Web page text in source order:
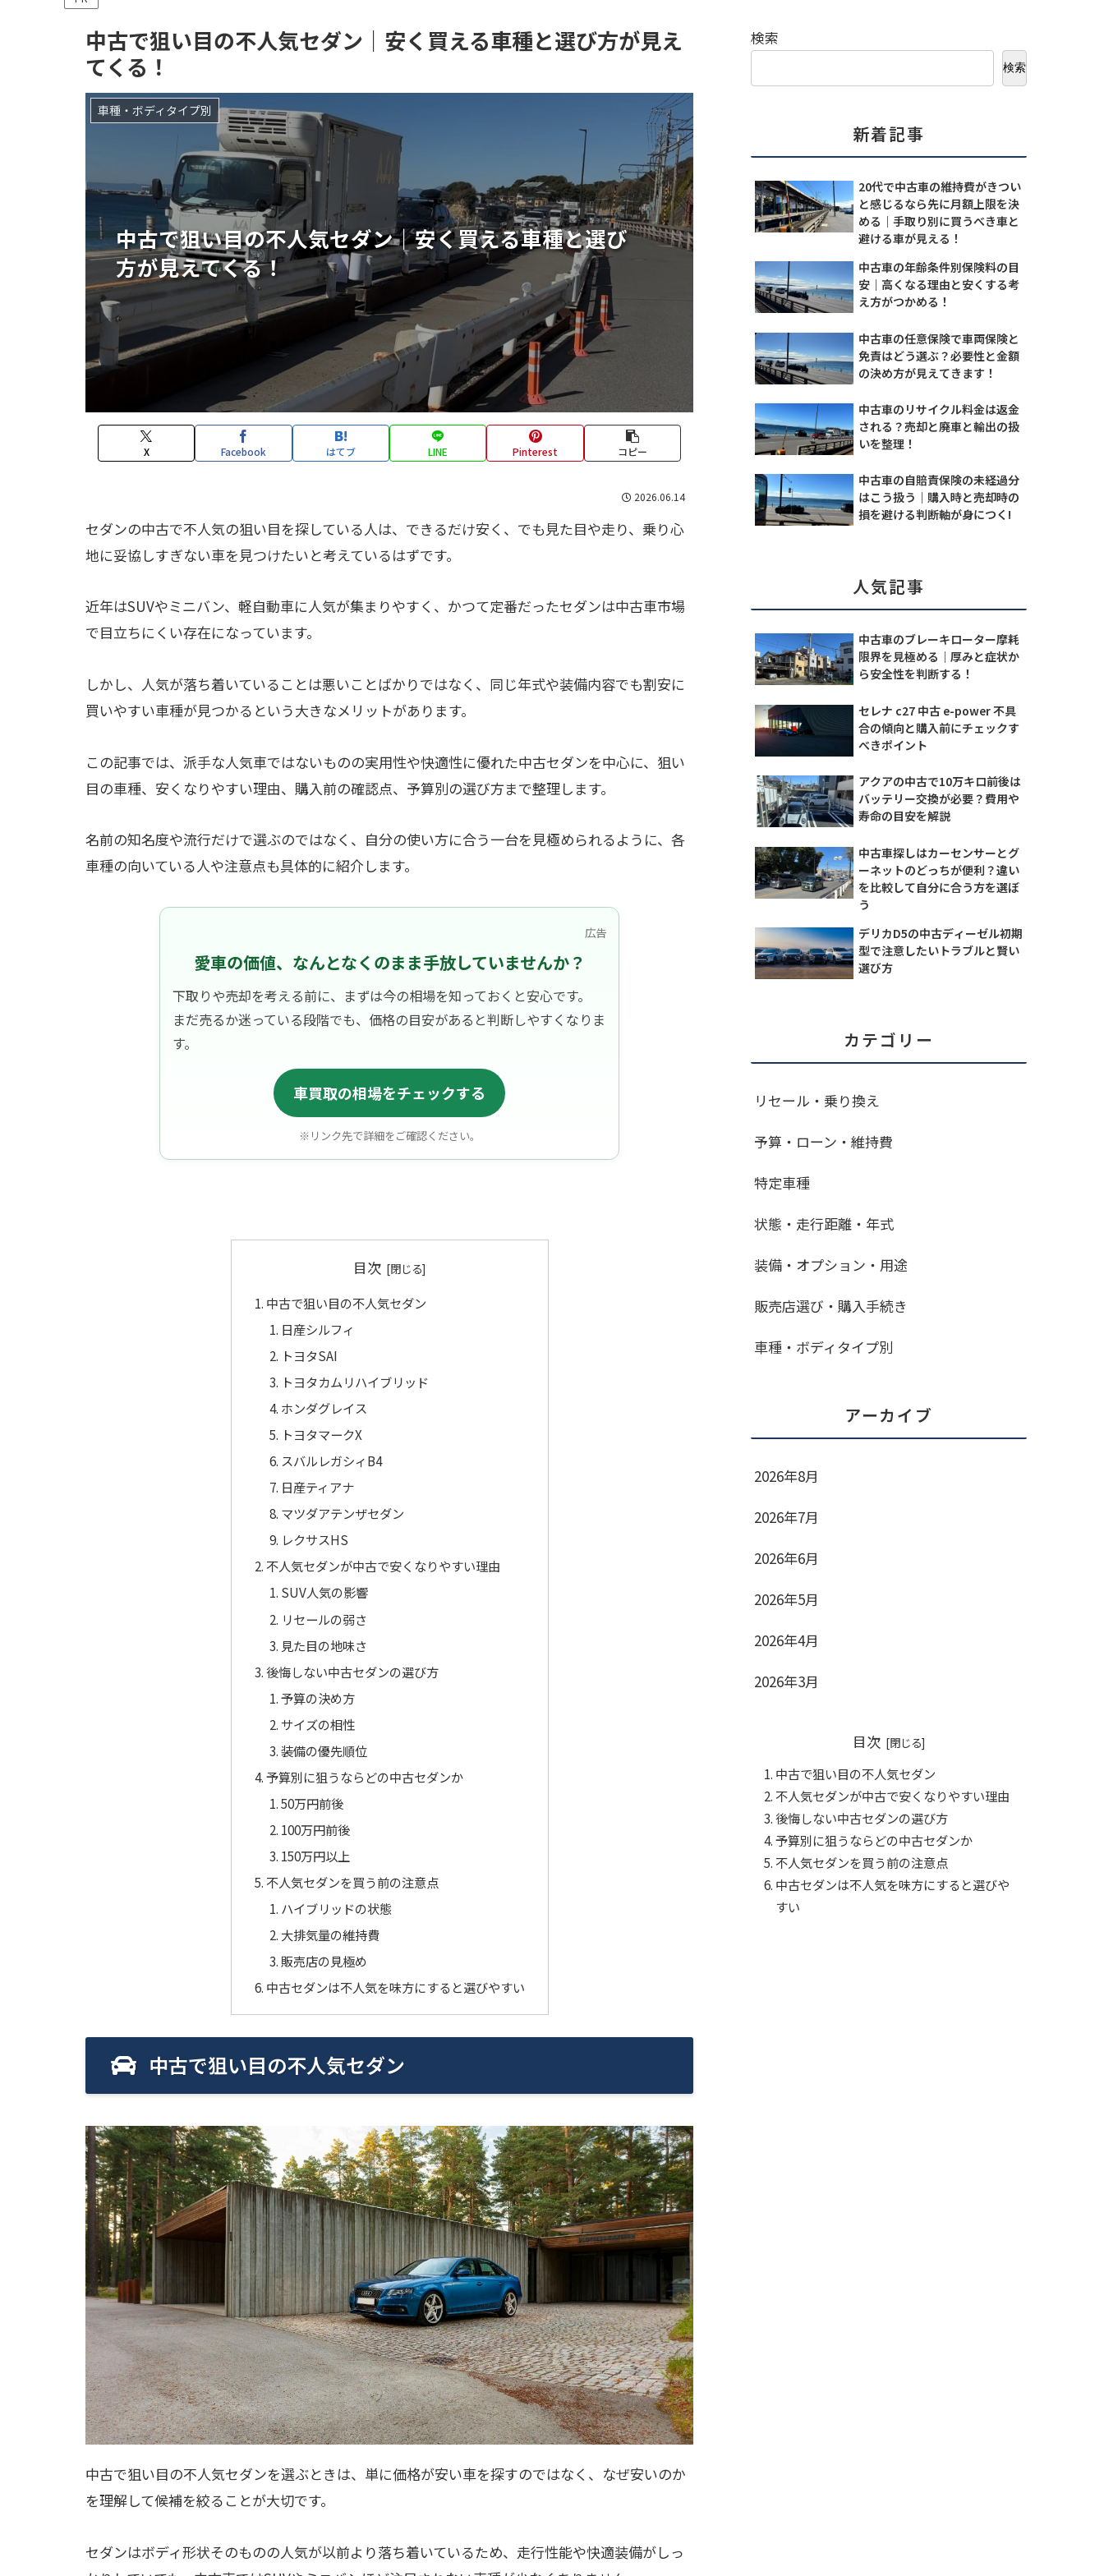
中古で狙い目の不人気セダン｜安く買える車種と選び方が見え
てくる！
中古で狙い目の不人気セダン｜安く買える車種と選び
方が見えてくる！
車種・ボディタイプ別
X Facebook はてブ LINE Pinterest コピー
2026.06.14
セダンの中古で不人気の狙い目を探している人は、できるだけ安く、でも見た目や走り、乗り心
地に妥協しすぎない車を見つけたいと考えているはずです。
近年はSUVやミニバン、軽自動車に人気が集まりやすく、かつて定番だったセダンは中古車市場
で目立ちにくい存在になっています。
しかし、人気が落ち着いていることは悪いことばかりではなく、同じ年式や装備内容でも割安に
買いやすい車種が見つかるという大きなメリットがあります。
この記事では、派手な人気車ではないものの実用性や快適性に優れた中古セダンを中心に、狙い
目の車種、安くなりやすい理由、購入前の確認点、予算別の選び方まで整理します。
名前の知名度や流行だけで選ぶのではなく、自分の使い方に合う一台を見極められるように、各
車種の向いている人や注意点も具体的に紹介します。
広告
愛車の価値、なんとなくのまま手放していませんか？
下取りや売却を考える前に、まずは今の相場を知っておくと安心です。
まだ売るか迷っている段階でも、価格の目安があると判断しやすくなりま
す。
車買取の相場をチェックする
※リンク先で詳細をご確認ください。
目次
中古で狙い目の不人気セダン
日産シルフィ
トヨタSAI
トヨタカムリハイブリッド
ホンダグレイス
トヨタマークX
スバルレガシィB4
日産ティアナ
マツダアテンザセダン
レクサスHS
不人気セダンが中古で安くなりやすい理由
SUV人気の影響
リセールの弱さ
見た目の地味さ
後悔しない中古セダンの選び方
予算の決め方
サイズの相性
装備の優先順位
予算別に狙うならどの中古セダンか
50万円前後
100万円前後
150万円以上
不人気セダンを買う前の注意点
ハイブリッドの状態
大排気量の維持費
販売店の見極め
中古セダンは不人気を味方にすると選びやすい
中古で狙い目の不人気セダン
中古で狙い目の不人気セダンを選ぶときは、単に価格が安い車を探すのではなく、なぜ安いのか
を理解して候補を絞ることが大切です。
セダンはボディ形状そのものの人気が以前より落ち着いているため、走行性能や快適装備がしっ
検索
検索
新着記事
20代で中古車の維持費がきつい
と感じるなら先に月額上限を決
める｜手取り別に買うべき車と
避ける車が見える！
中古車の年齢条件別保険料の目
安｜高くなる理由と安くする考
え方がつかめる！
中古車の任意保険で車両保険と
免責はどう選ぶ？必要性と金額
の決め方が見えてきます！
中古車のリサイクル料金は返金
される？売却と廃車と輸出の扱
いを整理！
中古車の自賠責保険の未経過分
はこう扱う｜購入時と売却時の
損を避ける判断軸が身につく!
人気記事
中古車のブレーキローター摩耗
限界を見極める｜厚みと症状か
ら安全性を判断する！
セレナ c27 中古 e-power 不具
合の傾向と購入前にチェックす
べきポイント
アクアの中古で10万キロ前後は
バッテリー交換が必要？費用や
寿命の目安を解説
中古車探しはカーセンサーとグ
ーネットのどっちが便利？違い
を比較して自分に合う方を選ぼ
う
デリカD5の中古ディーゼル初期
型で注意したいトラブルと賢い
選び方
カテゴリー
リセール・乗り換え
予算・ローン・維持費
特定車種
状態・走行距離・年式
装備・オプション・用途
販売店選び・購入手続き
車種・ボディタイプ別
アーカイブ
2026年8月
2026年7月
2026年6月
2026年5月
2026年4月
2026年3月
目次
中古で狙い目の不人気セダン
不人気セダンが中古で安くなりやすい理由
後悔しない中古セダンの選び方
予算別に狙うならどの中古セダンか
不人気セダンを買う前の注意点
中古セダンは不人気を味方にすると選びや
すい